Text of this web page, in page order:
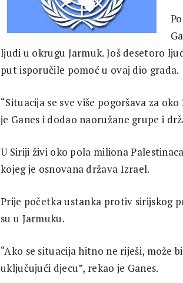
ljudi u okrugu Jarmuk. Još desetoro
put isporučile pomoć u ovaj dio grada.
“Situacija se sve više pogoršava za
je Ganes i dodao naoružane grupe i
U Siriji živi oko pola miliona
kojeg je osnovana država Izrael.
Prije početka ustanka protiv sirijskog
su u Jarmuku.
“Ako se situacija hitno ne riješi, može
uključujući djecu”, rekao je Ganes.